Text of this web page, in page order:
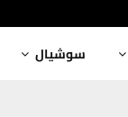
سوشيال